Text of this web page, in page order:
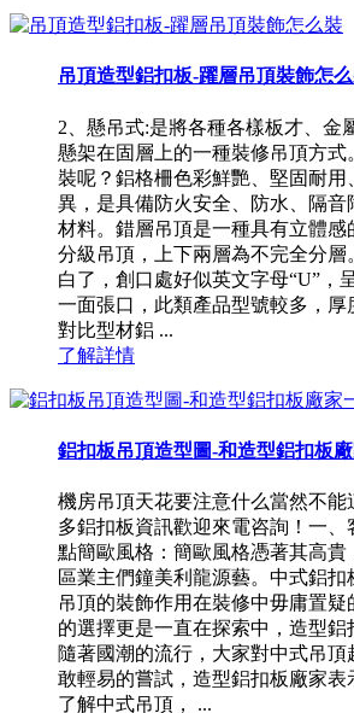
吊頂造型鋁扣板-躍層吊頂裝飾怎
2、懸吊式:是將各種各樣板才、金
懸架在固層上的一種裝修吊頂方式
裝呢？鋁格柵色彩鮮艷、堅固耐
異，是具備防火安全、防水、隔音
材料。錯層吊頂是一種具有立體感
分級吊頂，上下兩層為不完全分層
白了，創口處好似英文字母“U”，
一面張口，此類產品型號較多，厚
對比型材鋁 ...
了解詳情
鋁扣板吊頂造型圖-和造型鋁扣板
機房吊頂天花要注意什么當然不能
多鋁扣板資訊歡迎來電咨詢！一
點簡歐風格：簡歐風格憑著其高貴
區業主們鐘美利龍源藝。中式鋁扣
吊頂的裝飾作用在裝修中毋庸置
的選擇更是一直在探索中，造型鋁
隨著國潮的流行，大家對中式吊頂
敢輕易的嘗試，造型鋁扣板廠家表
了解中式吊頂， ...